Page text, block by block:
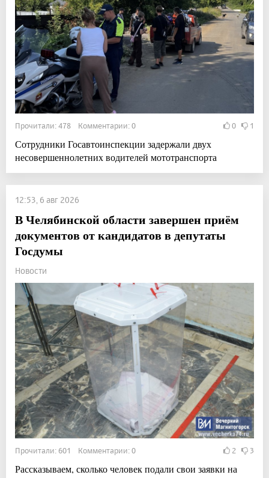
Прочитали: 478 Комментарии: 0 0 1
Сотрудники Госавтоинспекции задержали двух
несовершеннолетних водителей мототранспорта
12:53, 6 авг 2026
В Челябинской области завершен приём
документов от кандидатов в депутаты
Госдумы
Новости
Прочитали: 601 Комментарии: 0 2 3
Рассказываем, сколько человек подали свои заявки на